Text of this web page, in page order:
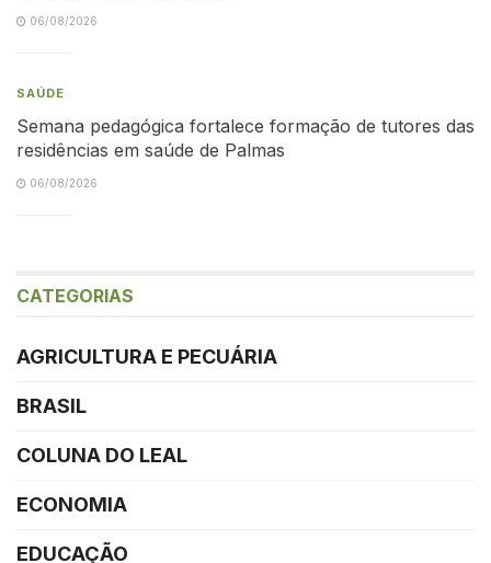
06/08/2026
SAÚDE
Semana pedagógica fortalece formação de tutores das
residências em saúde de Palmas
06/08/2026
CATEGORIAS
AGRICULTURA E PECUÁRIA
BRASIL
COLUNA DO LEAL
ECONOMIA
EDUCAÇÃO